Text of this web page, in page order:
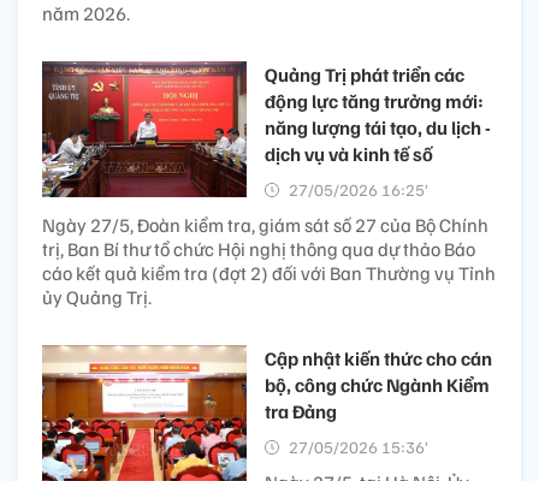
năm 2026.
Quảng Trị phát triển các
động lực tăng trưởng mới:
năng lượng tái tạo, du lịch -
dịch vụ và kinh tế số
27/05/2026 16:25’
Ngày 27/5, Đoàn kiểm tra, giám sát số 27 của Bộ Chính
trị, Ban Bí thư tổ chức Hội nghị thông qua dự thảo Báo
cáo kết quả kiểm tra (đợt 2) đối với Ban Thường vụ Tỉnh
ủy Quảng Trị.
Cập nhật kiến thức cho cán
bộ, công chức Ngành Kiểm
tra Đảng
27/05/2026 15:36’